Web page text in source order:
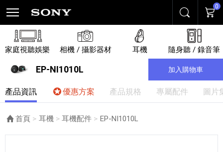
搜尋 購物
0
家庭視聽娛樂 相機 / 攝影器材 耳機 隨身聽 / 錄音筆
EP-NI1010L 加入購物車
產品資訊 優惠方案 產品規格 專屬配件 圖片
首頁 耳機 耳機配件 目前頁面：
EP-NI1010L